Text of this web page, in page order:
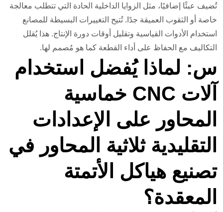
تُضيف عبئًا إضافيًا، مثل الزوايا الداخلية الحادة التي تتطلب معالجة
خاصة أو الثقوب العميقة جدًا. تُتيح التغييرات البسيطة للمصانع
استخدام الأدوات القياسية وتقليل أوقات دورة الإنتاج. هذا يُقلل
التكاليف مع الحفاظ على أداء القطعة كما هو مُصمم لها.
س: لماذا يُفضل استخدام
آلات CNC خماسية
المحاور على الإعدادات
التقليدية ثلاثية المحاور في
تصنيع هياكل الأتمتة
المعقدة؟